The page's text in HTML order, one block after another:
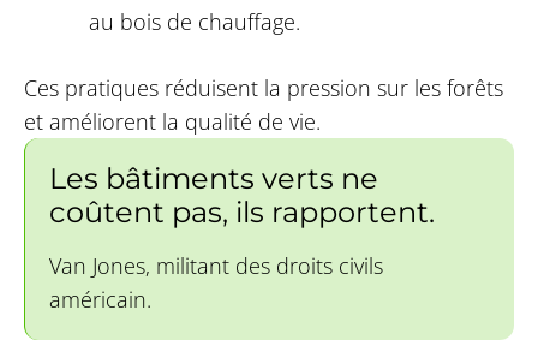
au bois de chauffage.
Ces pratiques réduisent la pression sur les forêts
et améliorent la qualité de vie.
Les bâtiments verts ne
coûtent pas, ils rapportent.
Van Jones, militant des droits civils
américain.